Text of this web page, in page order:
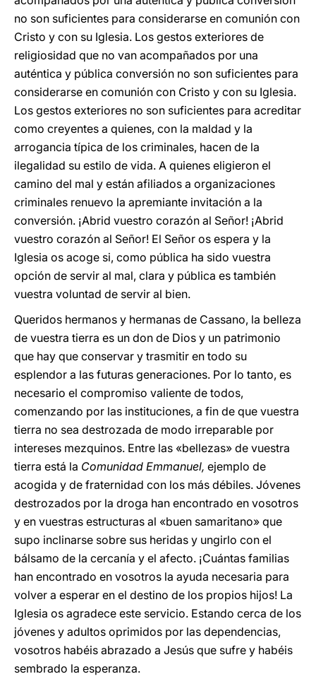
no son suficientes para considerarse en comunión con
Cristo y con su Iglesia. Los gestos exteriores de
religiosidad que no van acompañados por una
auténtica y pública conversión no son suficientes para
considerarse en comunión con Cristo y con su Iglesia.
Los gestos exteriores no son suficientes para acreditar
como creyentes a quienes, con la maldad y la
arrogancia típica de los criminales, hacen de la
ilegalidad su estilo de vida. A quienes eligieron el
camino del mal y están afiliados a organizaciones
criminales renuevo la apremiante invitación a la
conversión. ¡Abrid vuestro corazón al Señor! ¡Abrid
vuestro corazón al Señor! El Señor os espera y la
Iglesia os acoge si, como pública ha sido vuestra
opción de servir al mal, clara y pública es también
vuestra voluntad de servir al bien.
Queridos hermanos y hermanas de Cassano, la belleza
de vuestra tierra es un don de Dios y un patrimonio
que hay que conservar y trasmitir en todo su
esplendor a las futuras generaciones. Por lo tanto, es
necesario el compromiso valiente de todos,
comenzando por las instituciones, a fin de que vuestra
tierra no sea destrozada de modo irreparable por
intereses mezquinos. Entre las «bellezas» de vuestra
tierra está la Comunidad Emmanuel, ejemplo de
acogida y de fraternidad con los más débiles. Jóvenes
destrozados por la droga han encontrado en vosotros
y en vuestras estructuras al «buen samaritano» que
supo inclinarse sobre sus heridas y ungirlo con el
bálsamo de la cercanía y el afecto. ¡Cuántas familias
han encontrado en vosotros la ayuda necesaria para
volver a esperar en el destino de los propios hijos! La
Iglesia os agradece este servicio. Estando cerca de los
jóvenes y adultos oprimidos por las dependencias,
vosotros habéis abrazado a Jesús que sufre y habéis
sembrado la esperanza.